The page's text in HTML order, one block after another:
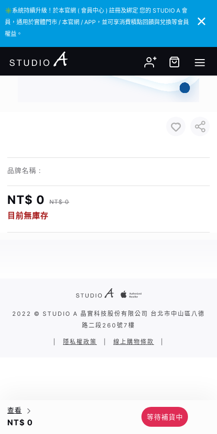
✳️系統持續升級！於本官網 ( 會員中心 ) 註冊及綁定 您的 STUDIO A 會
員，通用於實體門市 / 本官網 / APP，並可享消費積點回饋與兌換等會員
權益。
✳️系統持續升級！於本官網 ( 會員中心 ) 註冊及綁定 您的 STUDIO A 會
員，通用於實體門市 / 本官網 / APP，並可享消費積點回饋與兌換等會員
權益。
品牌名稱 :
NT$ 0 NT$ 0
目前無庫存
查看
NT$ 0
等待補貨中
2022 © STUDIO A 晶實科技股份有限公司 台北市中山區八德
路二段260號7樓
隱私權政策 線上購物條款